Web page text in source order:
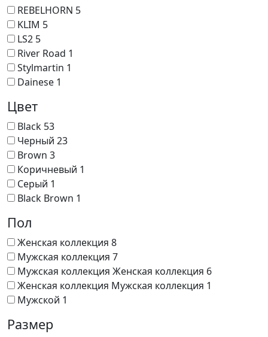
REBELHORN 5
KLIM 5
LS2 5
River Road 1
Stylmartin 1
Dainese 1
Цвет
Black 53
Черный 23
Brown 3
Коричневый 1
Серый 1
Black Brown 1
Пол
Женская коллекция 8
Мужская коллекция 7
Мужская коллекция Женская коллекция 6
Женская коллекция Мужская коллекция 1
Мужской 1
Размер